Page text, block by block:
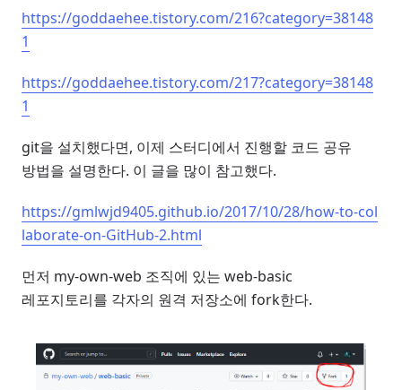
https://goddaehee.tistory.com/216?category=38148
1
https://goddaehee.tistory.com/217?category=38148
1
git을 설치했다면, 이제 스터디에서 진행할 코드 공유
방법을 설명한다. 이 글을 많이 참고했다.
https://gmlwjd9405.github.io/2017/10/28/how-to-col
laborate-on-GitHub-2.html
먼저 my-own-web 조직에 있는 web-basic
레포지토리를 각자의 원격 저장소에 fork한다.